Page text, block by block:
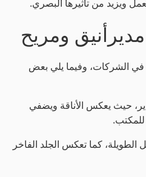
ويزيد من تأثيرها البصري.
ومريح
في الشركات، وفيما يلي بعض
حيث يعكس الأناقة ويضفي
للمكتب.
كما تعكس الجلد الفاخر